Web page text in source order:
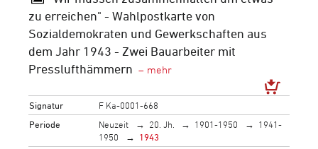
zu erreichen" - Wahlpostkarte von
Sozialdemokraten und Gewerkschaften aus
dem Jahr 1943 - Zwei Bauarbeiter mit
Presslufthämmern
Signatur
F Ka-0001-668
Periode
Neuzeit 20. Jh. 1901-1950
1941-
1950
1943